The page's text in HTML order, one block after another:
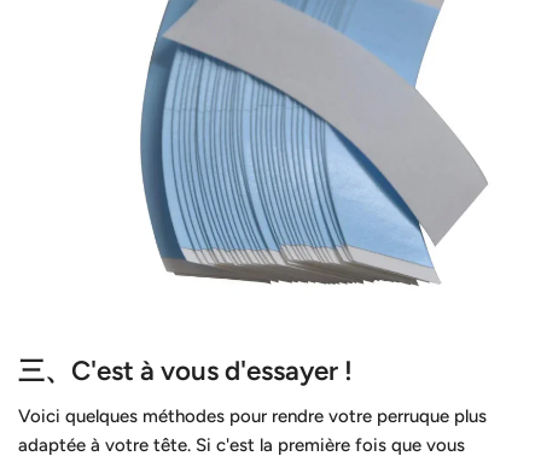
三、C'est à vous d'essayer !
Voici quelques méthodes pour rendre votre perruque plus
adaptée à votre tête. Si c'est la première fois que vous